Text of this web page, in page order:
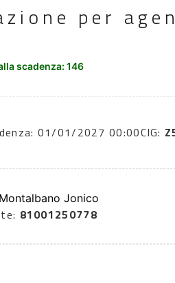
per
scadenza: 146
01/01/2027 00:00CIG:
Jonico
81001250778